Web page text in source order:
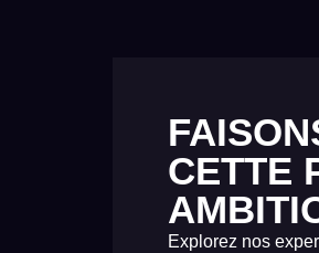
CETTE
Explorez nos